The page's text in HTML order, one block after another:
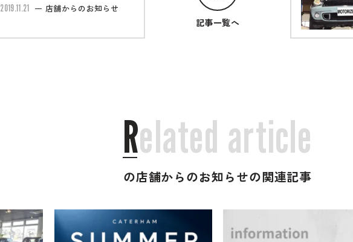
2019.11.21 店舗からのお知らせ
記事一覧へ
Related article
の店舗からのお知らせの関連記事